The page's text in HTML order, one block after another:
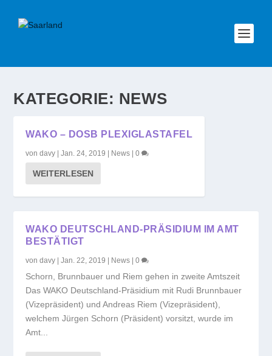
KATEGORIE: NEWS
WAKO – DOSB PLEXIGLASTAFEL
vondavy |Jan. 24, 2019 News |0
WEITERLESEN
WAKO DEUTSCHLAND-PRÄSIDIUM IM AMT
BESTÄTIGT
vondavy |Jan. 22, 2019 News |0
Schorn, Brunnbauer und Riem gehen in zweite Amtszeit
Das WAKO Deutschland-Präsidium mit Rudi Brunnbauer
(Vizepräsident) und Andreas Riem (Vizepräsident),
welchem Jürgen Schorn (Präsident) vorsitzt, wurde im
Amt...